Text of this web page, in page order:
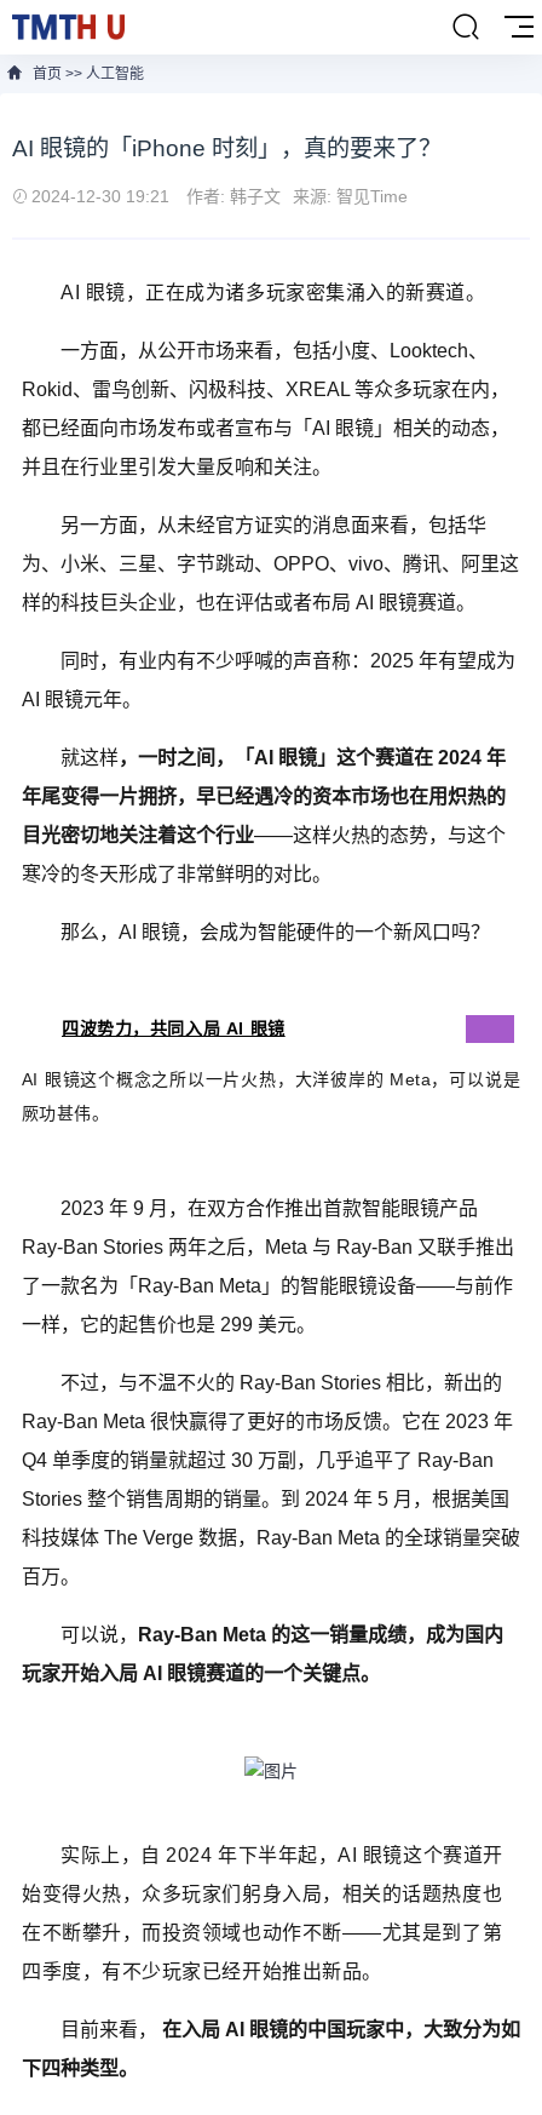
首页 >> 人工智能
AI 眼镜的「iPhone 时刻」，真的要来了？
2024-12-30 19:21 作者: 韩子文 来源: 智见Time
AI 眼镜，正在成为诸多玩家密集涌入的新赛道。
一方面，从公开市场来看，包括小度、Looktech、
Rokid、雷鸟创新、闪极科技、XREAL 等众多玩家在内，
都已经面向市场发布或者宣布与「AI 眼镜」相关的动态，
并且在行业里引发大量反响和关注。
另一方面，从未经官方证实的消息面来看，包括华
为、小米、三星、字节跳动、OPPO、vivo、腾讯、阿里这
样的科技巨头企业，也在评估或者布局 AI 眼镜赛道。
同时，有业内有不少呼喊的声音称：2025 年有望成为
AI 眼镜元年。
就这样，一时之间，「AI 眼镜」这个赛道在 2024 年
年尾变得一片拥挤，早已经遇冷的资本市场也在用炽热的
目光密切地关注着这个行业——这样火热的态势，与这个
寒冷的冬天形成了非常鲜明的对比。
那么，AI 眼镜，会成为智能硬件的一个新风口吗？
四波势力，共同入局 AI 眼镜
AI 眼镜这个概念之所以一片火热，大洋彼岸的 Meta，可以说是
厥功甚伟。
2023 年 9 月，在双方合作推出首款智能眼镜产品
Ray-Ban Stories 两年之后，Meta 与 Ray-Ban 又联手推出
了一款名为「Ray-Ban Meta」的智能眼镜设备——与前作
一样，它的起售价也是 299 美元。
不过，与不温不火的 Ray-Ban Stories 相比，新出的
Ray-Ban Meta 很快赢得了更好的市场反馈。它在 2023 年
Q4 单季度的销量就超过 30 万副，几乎追平了 Ray-Ban
Stories 整个销售周期的销量。到 2024 年 5 月，根据美国
科技媒体 The Verge 数据，Ray-Ban Meta 的全球销量突破
百万。
可以说，
Ray-Ban Meta 的这一销量成绩，成为国内
玩家开始入局 AI 眼镜赛道的一个关键点。
实际上，自 2024 年下半年起，AI 眼镜这个赛道开
始变得火热，众多玩家们躬身入局，相关的话题热度也
在不断攀升，而投资领域也动作不断——尤其是到了第
四季度，有不少玩家已经开始推出新品。
目前来看， 在入局 AI 眼镜的中国玩家中，大致分为如
下四种类型。